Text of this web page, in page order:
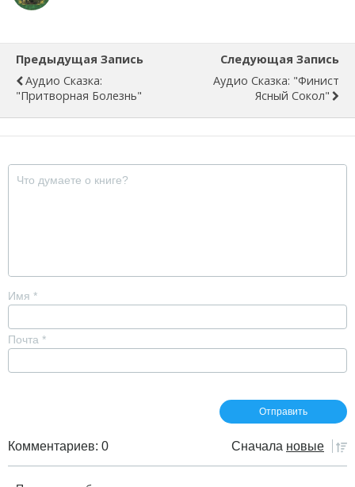
Предыдущая Запись
Аудио Сказка:
"Притворная Болезнь"
Следующая Запись
Аудио Сказка: "Финист
Ясный Сокол"
Имя *
Почта *
Комментариев: 0 Сначала новые